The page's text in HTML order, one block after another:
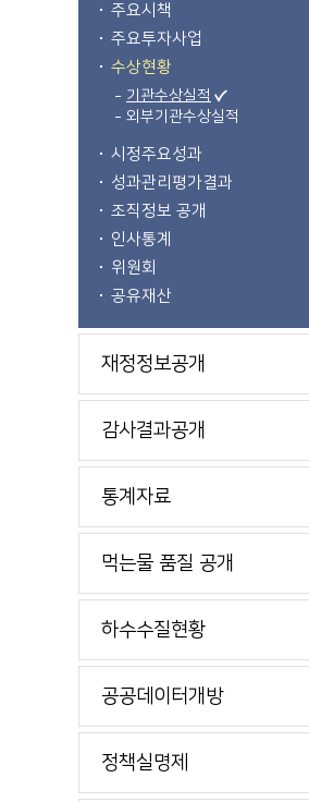
주요시책
주요투자사업
수상현황
기관수상실적
외부기관수상실적
시정주요성과
성과관리평가결과
조직정보 공개
인사통계
위원회
공유재산
재정정보공개
감사결과공개
통계자료
먹는물 품질 공개
하수수질현황
공공데이터개방
정책실명제